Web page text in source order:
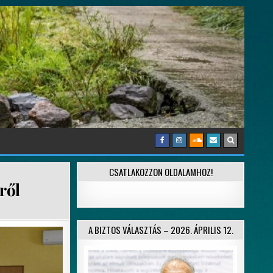
CSATLAKOZZON OLDALAMHOZ!
A BIZTOS VÁLASZTÁS – 2026. ÁPRILIS 12.